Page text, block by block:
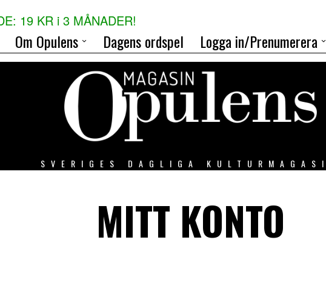
19 KR i 3 MÅNADER!
Om Opulens Dagens ordspel Logga in/Prenumerera
SVERIGES DAGLIGA
MITT KONTO